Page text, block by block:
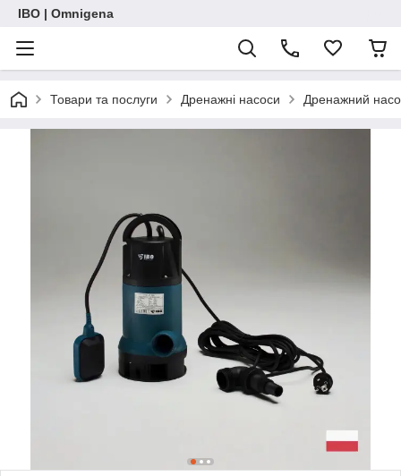
IBO | Omnigena
Товари та послуги Дренажні насоси Дренажний